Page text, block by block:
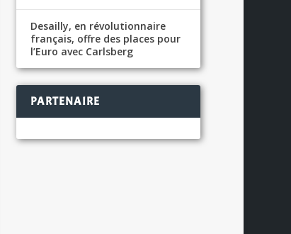
Desailly, en révolutionnaire
français, offre des places pour
l’Euro avec Carlsberg
PARTENAIRE